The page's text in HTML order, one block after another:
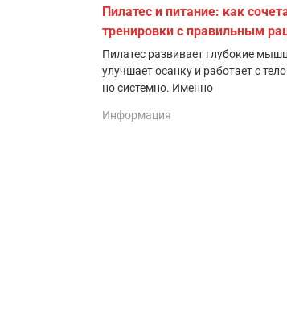
Пилатес и питание: как
тренировки с правильным
Пилатес развивает глубокие
улучшает осанку и работает с
но системно. Именно
Информация